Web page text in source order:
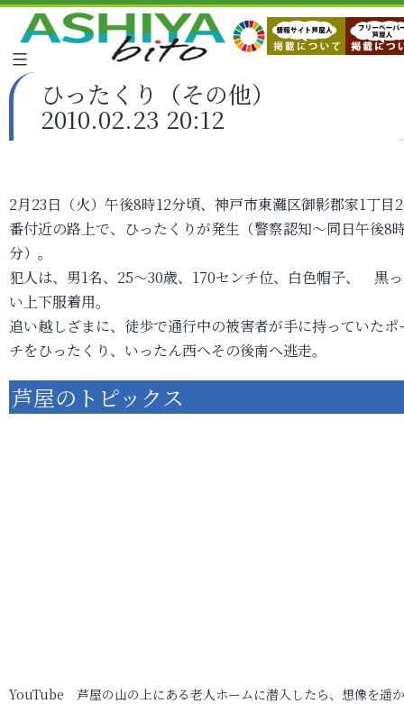
ひったくり（その他）
2010.02.23 20:12
2月23日（火）午後8時12分頃、神戸市東灘区御影郡家1丁目
番付近の路上で、ひったくりが発生（警察認知～同日午後8
分）。
犯人は、男1名、25～30歳、170センチ位、白色帽子、 黒
い上下服着用。
追い越しざまに、徒歩で通行中の被害者が手に持っていたポ
チをひったくり、いったん西へその後南へ逃走。
芦屋のトピックス
YouTube 芦屋の山の上にある老人ホームに潜入したら、想像を遥